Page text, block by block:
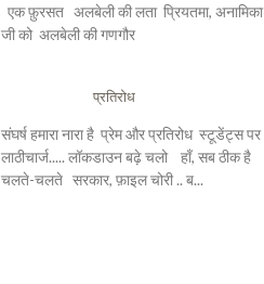
एक फ़ुरसत अलबेली की लता प्रियतमा, अनामिका
जी को अलबेली की गणगौर
प्रतिरोध
संघर्ष हमारा नारा है प्रेम और प्रतिरोध स्टूडेंट्स पर
लाठीचार्ज..... लॉकडाउन बढ़े चलो हाँ, सब ठीक है
चलते-चलते सरकार, फ़ाइल चोरी .. ब...